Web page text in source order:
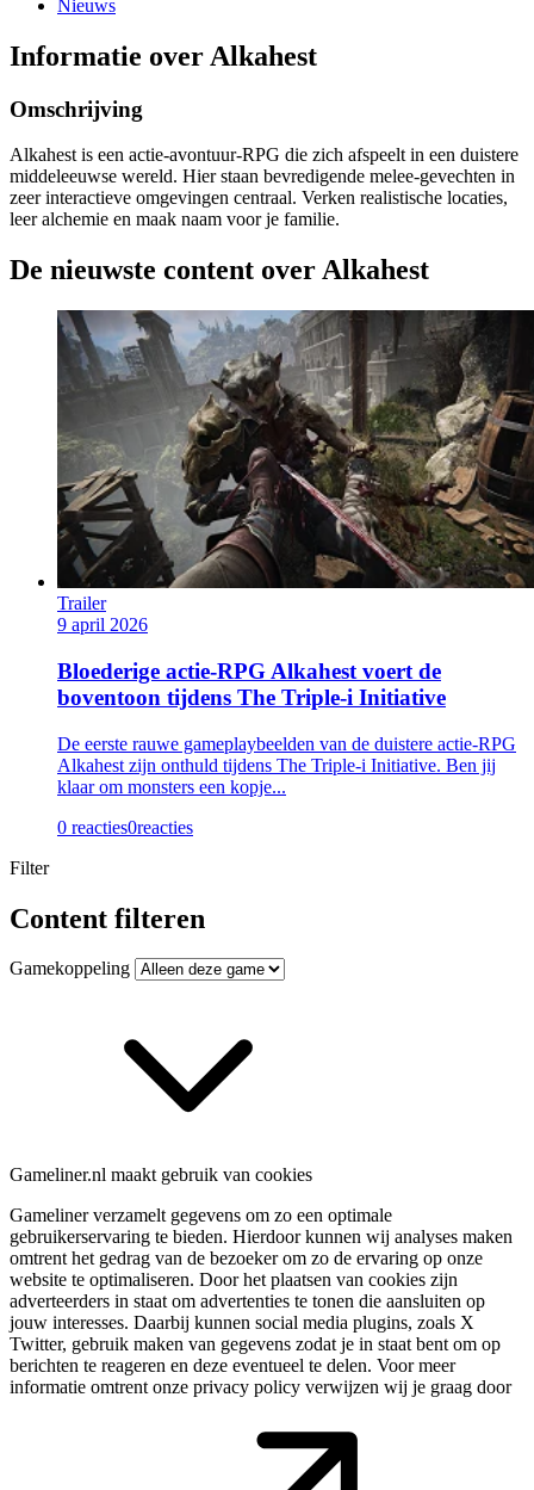
Nieuws
Informatie over Alkahest
Omschrijving
Alkahest is een actie-avontuur-RPG die zich afspeelt in een duistere
middeleeuwse wereld. Hier staan bevredigende melee-gevechten in
zeer interactieve omgevingen centraal. Verken realistische locaties,
leer alchemie en maak naam voor je familie.
De nieuwste content over Alkahest
Trailer
9 april 2026
Bloederige actie-RPG Alkahest voert de
boventoon tijdens The Triple-i Initiative
De eerste rauwe gameplaybeelden van de duistere actie-RPG
Alkahest zijn onthuld tijdens The Triple-i Initiative. Ben jij
klaar om monsters een kopje...
0 reacties0reacties
Filter
Content filteren
Gamekoppeling
Gameliner.nl maakt gebruik van cookies
Gameliner verzamelt gegevens om zo een optimale
gebruikerservaring te bieden. Hierdoor kunnen wij analyses maken
omtrent het gedrag van de bezoeker om zo de ervaring op onze
website te optimaliseren. Door het plaatsen van cookies zijn
adverteerders in staat om advertenties te tonen die aansluiten op
jouw interesses. Daarbij kunnen social media plugins, zoals X
Twitter, gebruik maken van gegevens zodat je in staat bent om op
berichten te reageren en deze eventueel te delen. Voor meer
informatie omtrent onze privacy policy verwijzen wij je graag door